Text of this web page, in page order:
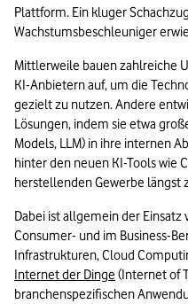
Plattform. Ein kluger
Wachstumsbeschleuniger
Mittlerweile bauen zahlreiche
KI-Anbietern auf, um die
gezielt zu nutzen. Andere
Lösungen, indem sie etwa
Models, LLM) in ihre internen
hinter den neuen KI-Tools wie
herstellenden Gewerbe längst
Dabei ist allgemein der
Consumer- und im Business-
Internet der Dinge (Internet of
branchenspezifischen